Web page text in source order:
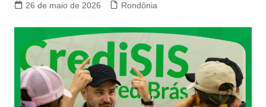
26 de maio de 2026 Rondônia